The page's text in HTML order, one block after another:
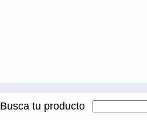
Busca tu producto